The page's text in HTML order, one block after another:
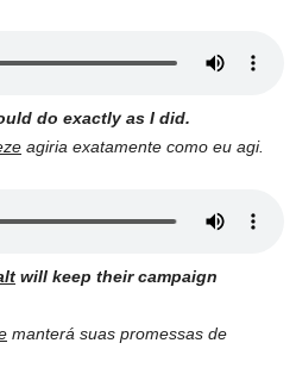
do exactly as I did.
agiria exatamente como eu agi.
will keep their campaign
manterá suas promessas de